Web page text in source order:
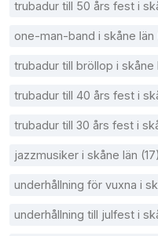
trubadur till 50 års fest i
one-man-band i skåne län
trubadur till bröllop i skåne
trubadur till 40 års fest i
trubadur till 30 års fest i
jazzmusiker i skåne län (17)
underhållning för vuxna i
underhållning till julfest i